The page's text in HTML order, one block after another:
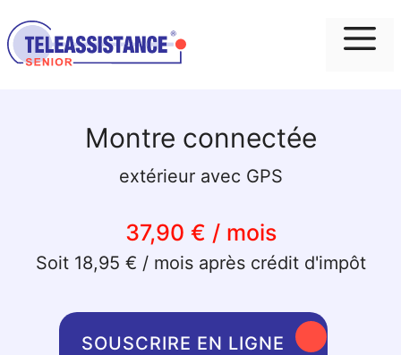
Montre connectée
extérieur avec GPS
37,90 € / mois
Soit 18,95 € / mois après crédit d'impôt
SOUSCRIRE EN LIGNE